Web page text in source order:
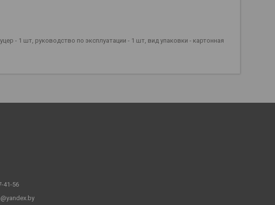
- 1 шт, руководство по эксплуатации - 1 шт, вид упаковки - картонная
41-56